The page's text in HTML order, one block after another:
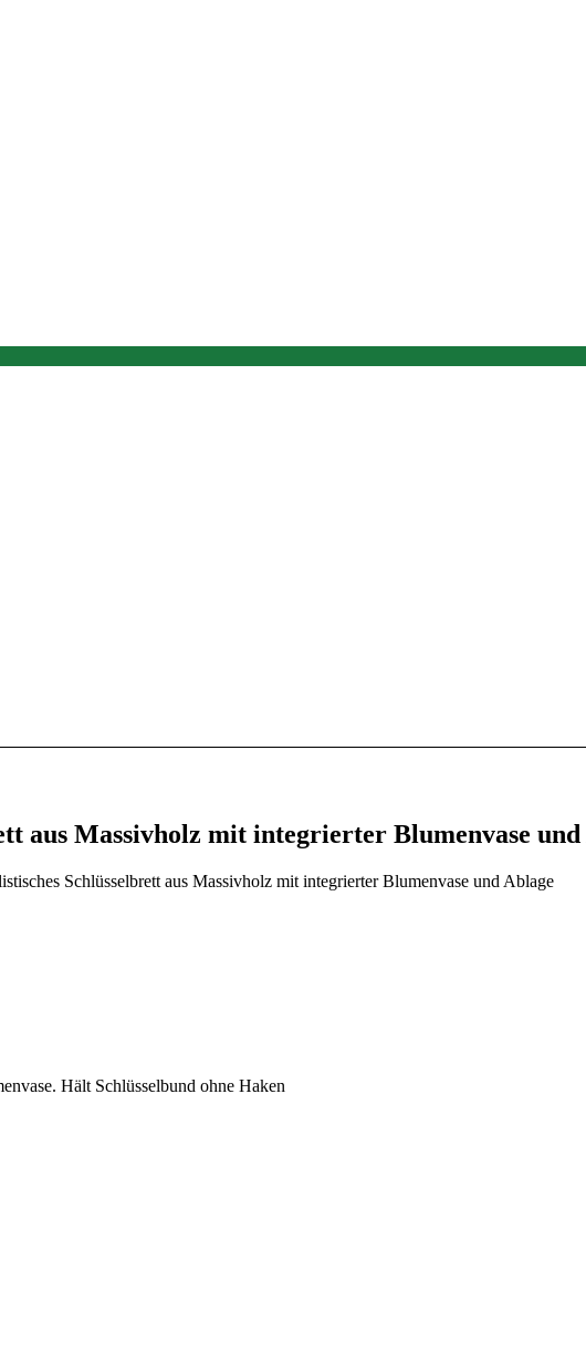
aus Massivholz mit integrierter Blumenvase und
Schlüsselbrett aus Massivholz mit integrierter Blumenvase und Ablage
Hält Schlüsselbund ohne Haken